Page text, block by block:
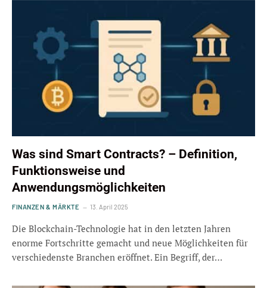
Was sind Smart Contracts? – Definition,
Funktionsweise und
Anwendungsmöglichkeiten
FINANZEN & MÄRKTE 13. April 2025
Die Blockchain-Technologie hat in den letzten Jahren
enorme Fortschritte gemacht und neue Möglichkeiten für
verschiedenste Branchen eröffnet. Ein Begriff, der…